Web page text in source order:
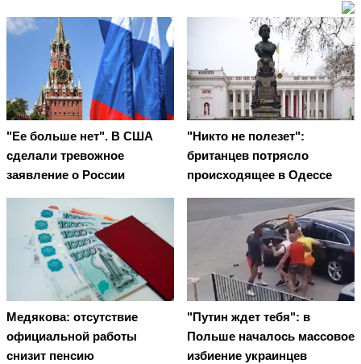
"Ее больше нет". В США
сделали тревожное
заявление о России
"Никто не полезет":
британцев потрясло
происходящее в Одессе
Медякова: отсутствие
официальной работы
снизит пенсию
"Путин ждет тебя": в
Польше началось массовое
избиение украинцев